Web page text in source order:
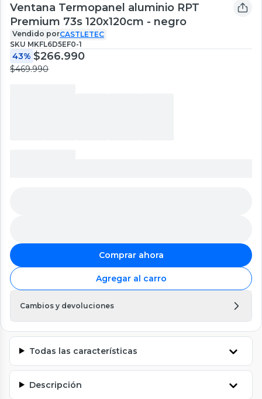
Ventana Termopanel aluminio RPT
Premium 73s 120x120cm - negro
Vendido porCASTLETEC
SKU MKFL6D5EF0-1
43% $266.990
$469.990
Comprar ahora
Agregar al carro
Cambios y devoluciones
Todas las características
Descripción